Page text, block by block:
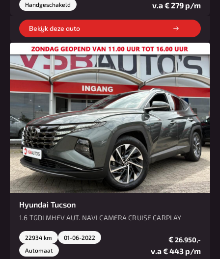
Handgeschakeld
v.a € 279 p/m
Bekijk deze auto
Hyundai Tucson
1.6 TGDI MHEV AUT. NAVI CAMERA CRUISE CARPLAY
22934 km
01-06-2022
Automaat
€26.950,-
v.a € 443 p/m